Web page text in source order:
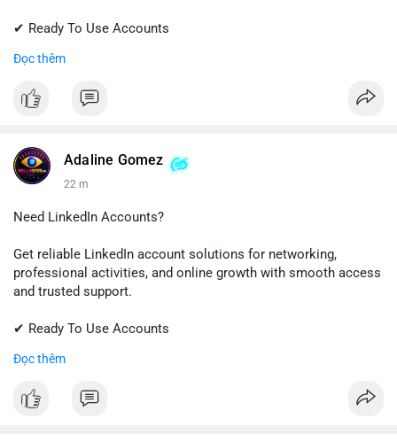
✔ Ready To Use Accounts
✔ Trusted Customer Support
Contact us now to get started!
💬 Telegram: @SellsSMM
#sellssmm
Đọc thêm
Adaline Gomez
22 m
Need LinkedIn Accounts?
Get reliable LinkedIn account solutions for networking,
professional activities, and online growth with smooth access
and trusted support.
✔ Ready To Use Accounts
✔ Professional Customer Support
📱 WhatsApp: +1 (681) 549-2683
Đọc thêm